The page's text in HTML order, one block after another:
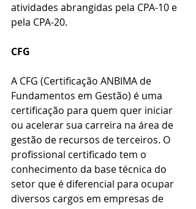
atividades abrangidas pela CPA-10 e
pela CPA-20.
CFG
A CFG (Certificação ANBIMA de
Fundamentos em Gestão) é uma
certificação para quem quer iniciar
ou acelerar sua carreira na área de
gestão de recursos de terceiros. O
profissional certificado tem o
conhecimento da base técnica do
setor que é diferencial para ocupar
diversos cargos em empresas de